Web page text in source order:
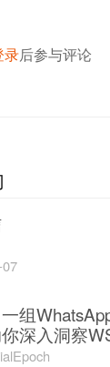
录后参与评论
组
深入洞察